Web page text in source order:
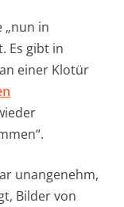
„nun in
Es gibt in
einer Klotür
unangenehm,
Bilder von